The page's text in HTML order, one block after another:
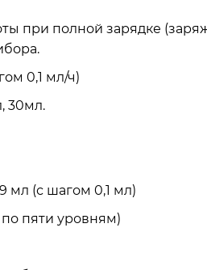
при полной зарядке
0,1 мл/ч)
30мл.
мл (с шагом 0,1 мл)
пяти уровням)